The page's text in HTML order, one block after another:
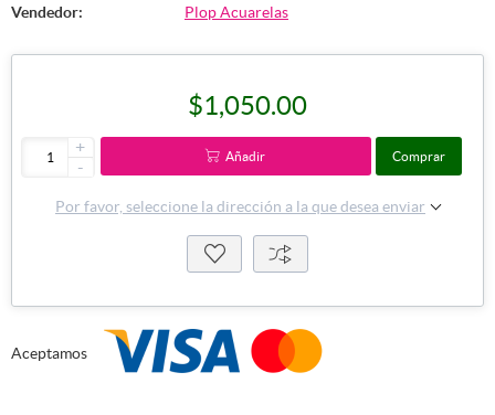
Vendedor:
Plop Acuarelas
$1,050.00
+
-
Añadir Comprar
Por favor, seleccione la dirección a la que desea enviar
Aceptamos